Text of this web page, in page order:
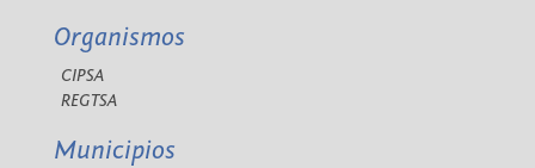
Organismos
CIPSA
REGTSA
Municipios